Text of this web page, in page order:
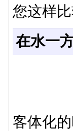
您这样
在水一
客体化